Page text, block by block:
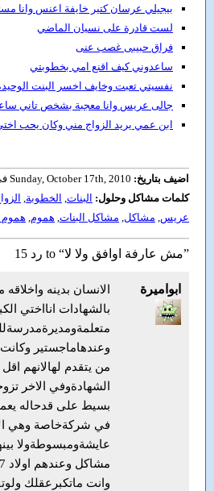
بيجيلي عرسان كتير خايفة اعنس وانا
لست قادرة على نسيان الماضي
فراق حبيبى غصب عنى
ساعدوني كيف اقنع امي بخطوبتي
نفسيتي تعبت وخايف اخسر البنت
جالى عريس وانا معجبة بشخص تاني
ابن عمي يريد الزواج مني وكان يحب
اضيف بتاريخ:
كلمات مشاكل وحلول: البنات, الخطوبة,
عريس, مشاكل, مشاكل البنات, هموم, هموم
15 رد to “مش عارفة اوافق ولا لا”
ابواميرة
الانسان بدينه
بالشهادات انااختي
وعندهاماجستير
من يتقدم لهالانهم
الشهادةوفي الاخر
بسيط على قدحاله
في شركةخاصة وهي
عايشةومبسوطةولا
وانت ماتكبرعقلك